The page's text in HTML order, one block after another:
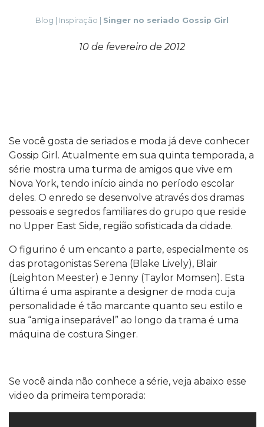
Blog Inspiração Singer no seriado Gossip Girl
10 de fevereiro de 2012
Se você gosta de seriados e moda já deve conhecer
Gossip Girl. Atualmente em sua quinta temporada, a
série mostra uma turma de amigos que vive em
Nova York, tendo início ainda no período escolar
deles. O enredo se desenvolve através dos dramas
pessoais e segredos familiares do grupo que reside
no Upper East Side, região sofisticada da cidade.
O figurino é um encanto a parte, especialmente os
das protagonistas Serena (Blake Lively), Blair
(Leighton Meester) e Jenny (Taylor Momsen). Esta
última é uma aspirante a designer de moda cuja
personalidade é tão marcante quanto seu estilo e
sua “amiga inseparável” ao longo da trama é uma
máquina de costura Singer.
Se você ainda não conhece a série, veja abaixo esse
video da primeira temporada: